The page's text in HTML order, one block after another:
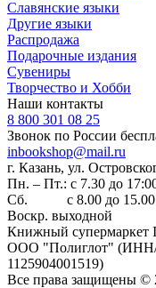
Славянские языки
Другие языки
Распродажа
Подарочные издания
Сувениры
Творчество и Хобби
Наши контакты
8 800 301 08 25
Звонок по России
inbookshop@mail.ru
г. Казань, ул.
Пн. – Пт.: с 7.30 до
Сб. с 8.00 до 15.00
Воскр. выходной
Книжный супермаркет
ООО "Полиглот" (ИНН/
1125904001519)
Все права защищены ©